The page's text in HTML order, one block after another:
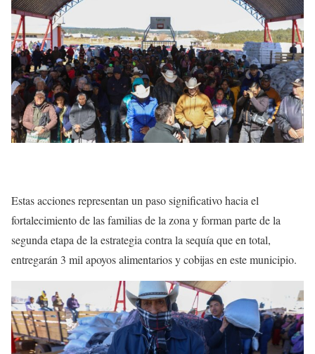
Estas acciones representan un paso significativo hacia el
fortalecimiento de las familias de la zona y forman parte de la
segunda etapa de la estrategia contra la sequía que en total,
entregarán 3 mil apoyos alimentarios y cobijas en este municipio.